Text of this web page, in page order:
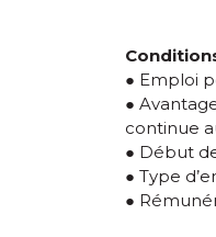
● Emploi
●
continue
● Début
● Type
●